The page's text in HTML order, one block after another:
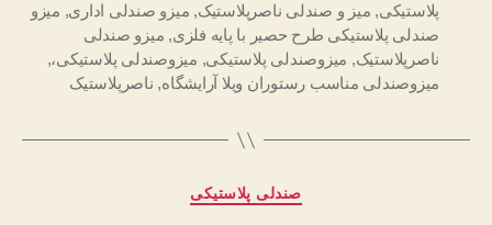
پلاستیکی, میز و صندلی ناصرپلاستیک, میزو صندلی اداری, میزو
صندلی پلاستیکی طرح حصیر با پایه فلزی, میزو صندلی
ناصرپلاستیک, میزوصندلی پلاستیکی, میزوصندلی پلاستیکی،,
میزوصندلی مناسب رستوران ویلا آرایشگاه, ناصرپلاستیک
دسته‌ها
صندلی پلاستیکی